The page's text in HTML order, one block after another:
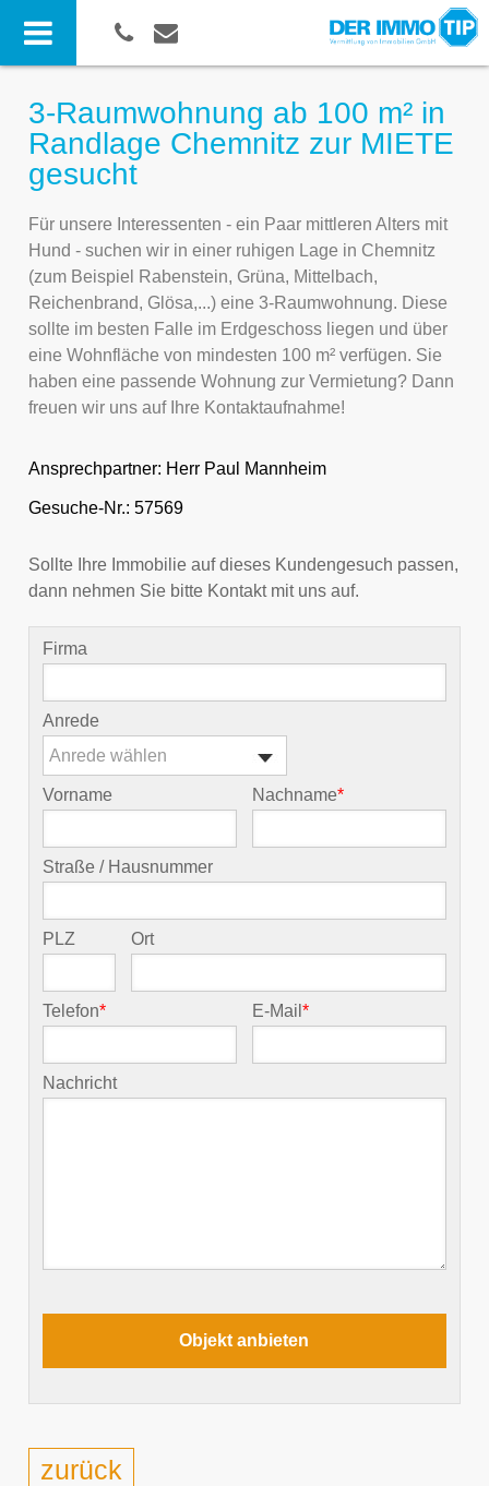
3-Raumwohnung ab 100 m² in
Randlage Chemnitz zur MIETE
gesucht
Für unsere Interessenten - ein Paar mittleren Alters mit
Hund - suchen wir in einer ruhigen Lage in Chemnitz
(zum Beispiel Rabenstein, Grüna, Mittelbach,
Reichenbrand, Glösa,...) eine 3-Raumwohnung. Diese
sollte im besten Falle im Erdgeschoss liegen und über
eine Wohnfläche von mindesten 100 m² verfügen. Sie
haben eine passende Wohnung zur Vermietung? Dann
freuen wir uns auf Ihre Kontaktaufnahme!
Ansprechpartner: Herr Paul Mannheim
Gesuche-Nr.: 57569
Sollte Ihre Immobilie auf dieses Kundengesuch passen,
dann nehmen Sie bitte Kontakt mit uns auf.
Firma
Anrede
Anrede wählen
Vorname Nachname*
Straße / Hausnummer
PLZ Ort
Telefon* E-Mail*
Nachricht
zurück